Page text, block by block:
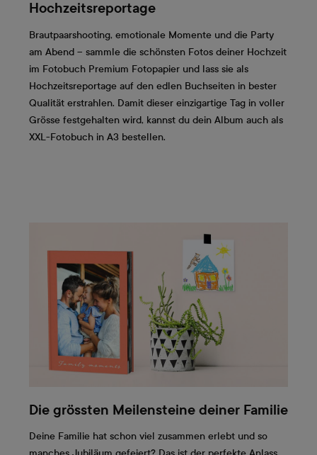
Hochzeitsreportage
Brautpaarshooting, emotionale Momente und die Party
am Abend – sammle die schönsten Fotos deiner Hochzeit
im Fotobuch Premium Fotopapier und lass sie als
Hochzeitsreportage auf den edlen Buchseiten in bester
Qualität erstrahlen. Damit dieser einzigartige Tag in voller
Grösse festgehalten wird, kannst du dein Album auch als
XXL-Fotobuch in A3 bestellen.
Die grössten Meilensteine deiner Familie
Deine Familie hat schon viel zusammen erlebt und so